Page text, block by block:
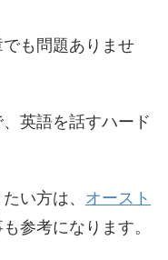
も問題ありませ
英語を話すハード
い方は、 オースト
参考になります。